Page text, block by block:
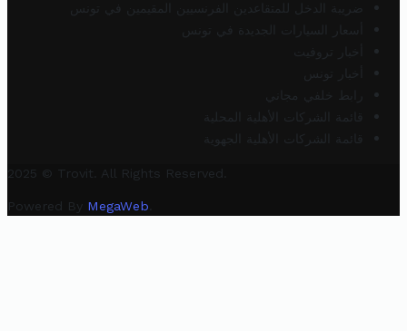
ضريبة الدخل للمتقاعدين الفرنسيين المقيمين في تونس
أسعار السيارات الجديدة في تونس
أخبار تروفيت
أخبار تونس
رابط خلفي مجاني
قائمة الشركات الأهلية المحلية
قائمة الشركات الأهلية الجهوية
2025 © Trovit. All Rights Reserved.
Powered By MegaWeb